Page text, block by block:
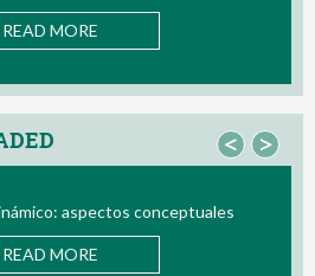
< >
conceptuales